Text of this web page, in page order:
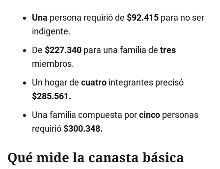
Una persona requirió de $92.415 para no ser
indigente.
De $227.340 para una familia de tres
miembros.
Un hogar de cuatro integrantes precisó
$285.561.
Una familia compuesta porcinco personas
requirió $300.348.
Qué mide la canasta básica